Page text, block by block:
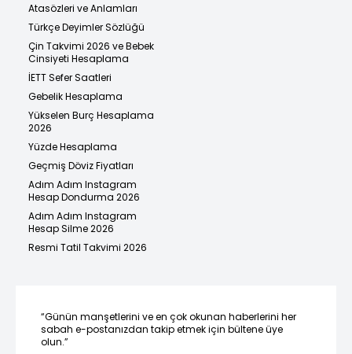
Atasözleri ve Anlamları
Türkçe Deyimler Sözlüğü
Çin Takvimi 2026 ve Bebek
Cinsiyeti Hesaplama
İETT Sefer Saatleri
Gebelik Hesaplama
Yükselen Burç Hesaplama
2026
Yüzde Hesaplama
Geçmiş Döviz Fiyatları
Adım Adım Instagram
Hesap Dondurma 2026
Adım Adım Instagram
Hesap Silme 2026
Resmi Tatil Takvimi 2026
“Günün manşetlerini ve en çok okunan haberlerini her
sabah e-postanızdan takip etmek için bültene üye
olun.”